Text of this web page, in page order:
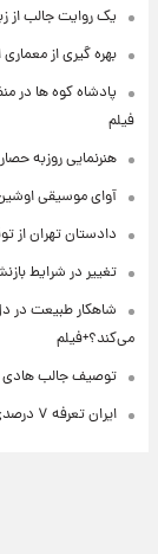
یک روایت جالب از
بهره گیری از معماری
پادشاه کوه ها در
فیلم
هنرنمایی روزبه
آوای موسیقی
دادستان تهران از
تغییر در شرایط
شاهکار طبیعت در
می‌کند؟+فیلم
توصیف جالب هادی
ایران تعرفه ۷ درصدی تردد از تنگه هرمز را ابلاغ کرد